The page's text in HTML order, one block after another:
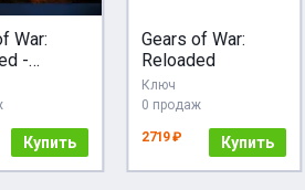
War:
-
Купить
Gears of War:
Reloaded
Ключ
0 продаж
2719 ₽ Купить